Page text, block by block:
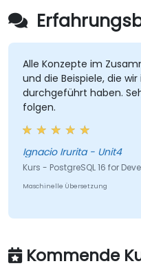
Alle Konzepte im
und die Beispiele, die
durchgeführt haben.
folgen.
Ignacio Irurita - Unit4
Kurs - PostgreSQL 16 for
Maschinelle Übersetzung
Kommende